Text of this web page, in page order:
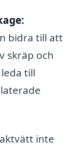
bidra till att
skräp och
till
inte